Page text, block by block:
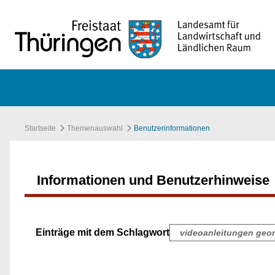
Startseite Themenauswahl Benutzerinformationen
Informationen und Benutzerhinweise
Einträge mit dem Schlagwort videoanleitungen